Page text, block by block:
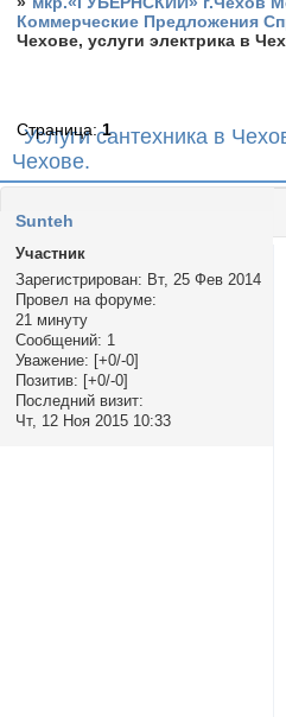
Коммерческие Предложения
Чехове, услуги электрика в
Услуги сантехника в
Чехове.
Страница:1
Sunteh
Участник
Зарегистрирован: Вт, 25 Фев 2014
Провел на форуме:
21 минуту
Сообщений: 1
Уважение: [+0/-0]
Позитив: [+0/-0]
Последний визит:
Чт, 12 Ноя 2015 10:33